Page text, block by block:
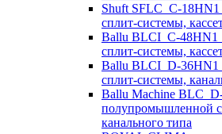
Shuft SFLC_C-
сплит-системы,
Ballu BLCI_C-
сплит-системы,
Ballu BLCI_D-
сплит-системы,
Ballu Machine
полупромышленной
канального типа